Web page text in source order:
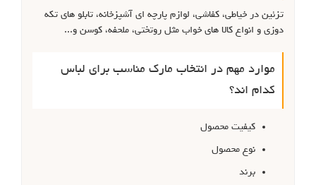
تزئین در خیاطی، کفاشی، لوازم پارچه ای آشپزخانه، تابلو های تکه
دوزی و انواع کالا های خواب مثل روتختی، ملحفه، کوسن و...
موارد مهم در انتخاب مارک مناسب برای لباس
کدام اند؟
کیفیت محصول
نوع محصول
برند